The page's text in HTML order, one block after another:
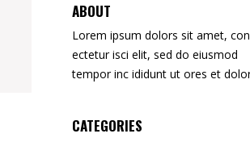
ABOUT
Lorem ipsum dolors sit amet,
ectetur isci elit, sed do eiusmod
tempor inc ididunt ut ores et
CATEGORIES